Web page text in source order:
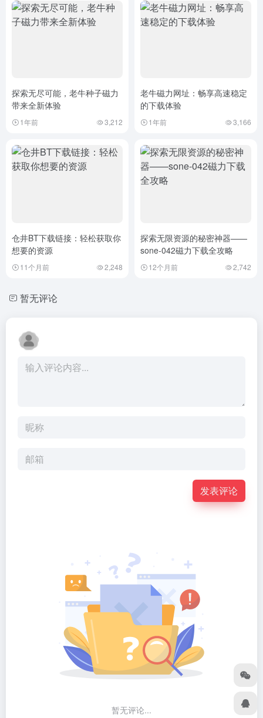
探索无尽可能，老牛种子磁力
带来全新体验
1年前 3,212
老牛磁力网址：畅享高速稳定
的下载体验
1年前 3,166
仓井BT下载链接：轻松获取你
想要的资源
11个月前 2,248
探索无限资源的秘密神器——
sone-042磁力下载全攻略
12个月前 2,742
暂无评论
发表评论
暂无评论...